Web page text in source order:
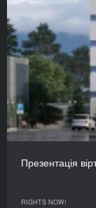
Презентація
RIGHTS NOW!